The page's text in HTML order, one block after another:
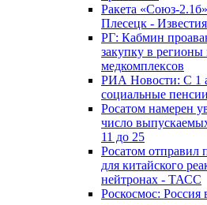
Ракета «Союз-
Плесецк - Известия
РГ: Кабмин
закупку в
медкомплексов
РИА Новости: С 1
социальные пенсии
Росатом намерен
число
11 до 25
Росатом отправил
для китайского
нейтронах - ТАСС
Роскосмос: